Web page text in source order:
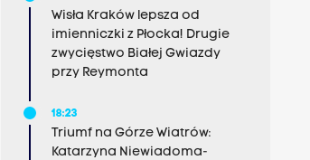
Wisła Kraków lepsza od
imienniczki z Płocka! Drugie
zwycięstwo Białej Gwiazdy
przy Reymonta
18:23
Triumf na Górze Wiatrów:
Katarzyna Niewiadoma-